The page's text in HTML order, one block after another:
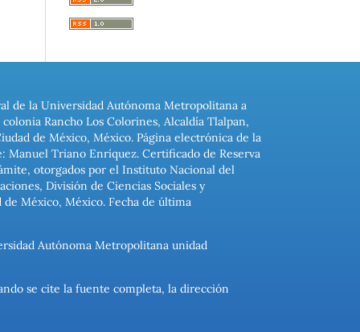
de la Universidad Autónoma Metropolitana a
Rancho Los Colorines, Alcaldía Tlalpan,
de México, México. Página electrónica de la
Triano Enríquez. Certificado de Reserva
otorgados por el Instituto Nacional del
División de Ciencias Sociales y
de México, México. Fecha de última
Autónoma Metropolitana unidad
se cite la fuente completa, la dirección